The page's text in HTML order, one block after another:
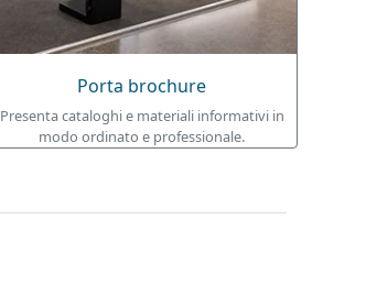
Porta brochure
Presenta cataloghi e materiali informativi in
modo ordinato e professionale.